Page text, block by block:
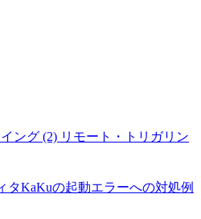
ング (2) リモート・トリガリン
タKaKuの起動エラーへの対処例